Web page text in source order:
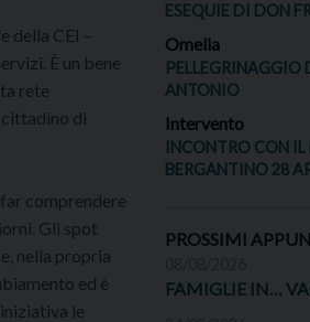
della CEI –
È un bene
rete
cittadino di
far comprendere
Gli spot
nella propria
ed è
le
ESEQUIE DI DON
Omelia
ANTONIO
Intervento
INCONTRO CON
BERGANTINO 28
PROSSIMI
FAMIGLIE IN…